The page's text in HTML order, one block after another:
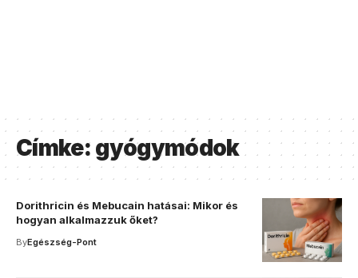
Címke: gyógymódok
Dorithricin és Mebucain hatásai: Mikor és
hogyan alkalmazzuk őket?
ByEgészség-Pont